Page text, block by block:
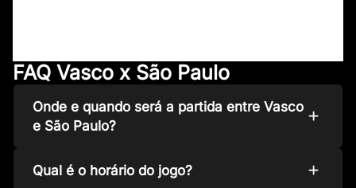
FAQ Vasco x São Paulo
Onde e quando será a partida entre Vasco
e São Paulo?
Qual é o horário do jogo?